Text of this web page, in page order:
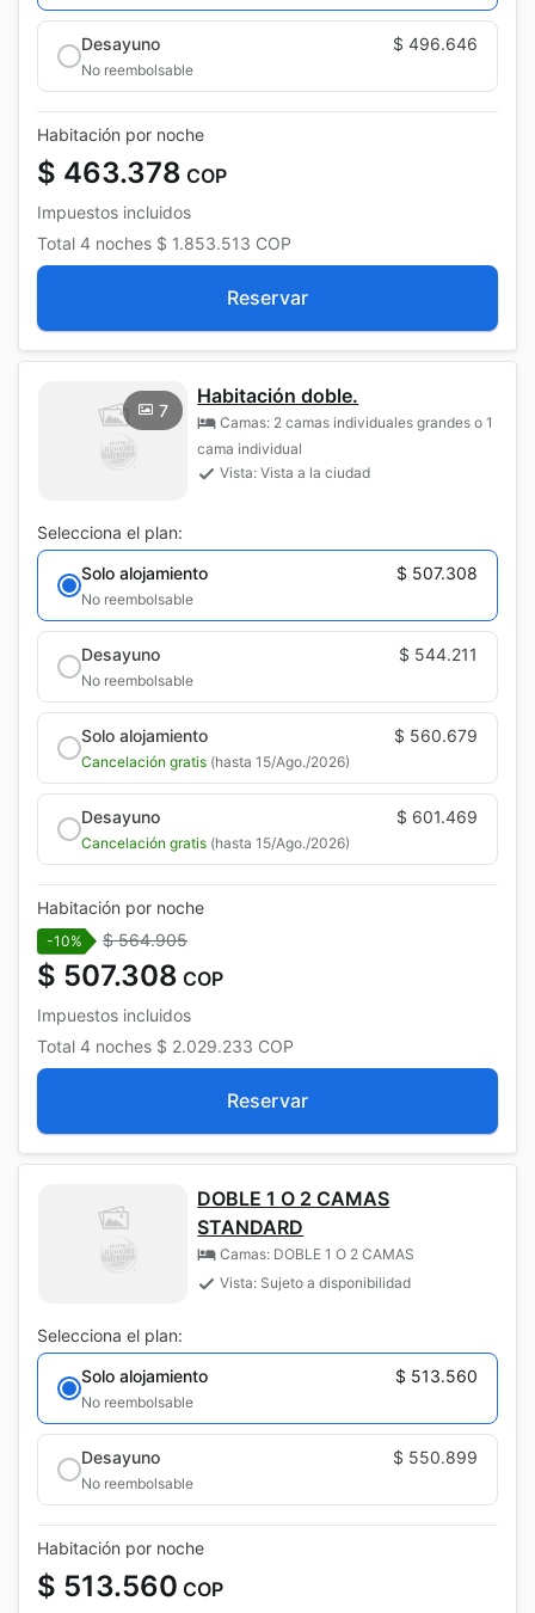
Desayuno $ 496.646
No reembolsable
Habitación por noche
$ 463.378 COP
Impuestos incluidos
Total 4 noches $ 1.853.513 COP
Reservar
7
Habitación doble.
Camas: 2 camas individuales grandes o 1
cama individual
Vista: Vista a la ciudad
Selecciona el plan:
Solo alojamiento
$ 507.308
No reembolsable
Desayuno $ 544.211
No reembolsable
Solo alojamiento $ 560.679
Cancelación gratis (hasta 15/Ago./2026)
Desayuno $ 601.469
Cancelación gratis (hasta 15/Ago./2026)
Habitación por noche
-10% $ 564.905
$ 507.308 COP
Impuestos incluidos
Total 4 noches $ 2.029.233 COP
Reservar
DOBLE 1 O 2 CAMAS
STANDARD
Camas: DOBLE 1 O 2 CAMAS
Vista: Sujeto a disponibilidad
Selecciona el plan:
Solo alojamiento
$ 513.560
No reembolsable
Desayuno $ 550.899
No reembolsable
Habitación por noche
$ 513.560 COP